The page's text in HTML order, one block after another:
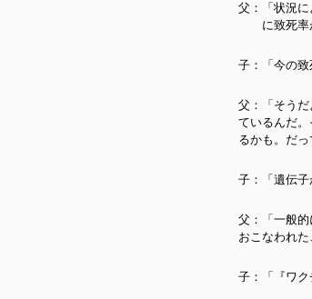
父：「状況
に致死率が
子：「今の致
父：「そう
ているんだ
るかも。だ
子：「遺伝子
父：「一般
おこなわれた
子：「『ワク